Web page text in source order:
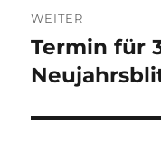
WEITER
Nächster
Beitrag:
Termin für